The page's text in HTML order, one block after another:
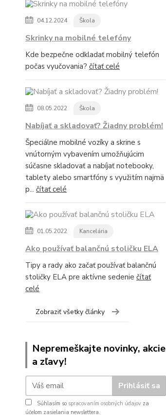
04.12.2024 Škola
Skrinky na mobilné telefóny
Kde bezpečne odkladať mobilný telefón
počas vyučovania? čítať celé
08.05.2022 Škola
Nabíjať a skladovať? Žiadny problém!
Špeciálne mobilné vozíky a skrine s
vnútorným vybavením umožňujúcim
súčasne skladovať a nabíjať notebooky,
tablety alebo smartfóny s využitím najmä
p... čítať celé
01.05.2022 Kancelária
Ako používať balančnú stoličku ELA
Tipy a rady ako začať používať balančnú
stoličky ELA pre aktívne sedenie čítať
celé
Zobraziť všetky články
Nepremeškajte novinky, akcie
a zľavy!
Prihlásiť sa
Súhlasím so spracovaním osobných údajov za
účelom zasielania newslettera.